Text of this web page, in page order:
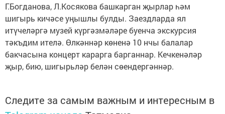
Г.Богданова, Л.Косякова башкарган җырлар һәм
шигырь кичәсе уңышлы булды. Заездларда ял
итүчеләргә музей күргәзмәләре буенча экскурсия
тәкъдим ителә. Өлкәннәр көненә 10 нчы балалар
бакчасына концерт карарга барганнар. Кечкенәләр
җыр, бию, шигырьләр белән сөендергәннәр.
Следите за самым важным и интересным в